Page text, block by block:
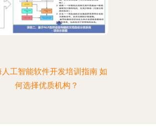
人工智能软件开发培训指南 如
何选择优质机构？